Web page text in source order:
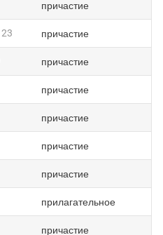
причастие
23 причастие
причастие
причастие
причастие
причастие
причастие
прилагательное
причастие